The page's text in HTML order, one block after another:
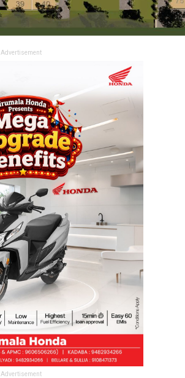
Advertisement
Advertisement